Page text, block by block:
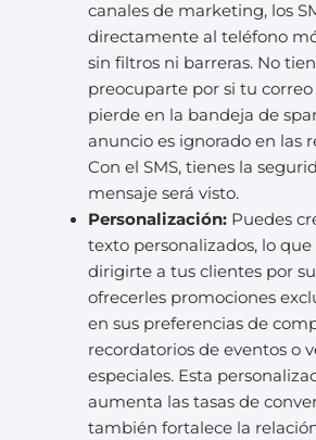
canales de marketing, los
directamente al teléfono
sin filtros ni barreras. No
preocuparte por si tu
pierde en la bandeja de
anuncio es ignorado en las
Con el SMS, tienes la
mensaje será visto.
Personalización:Puedes
texto personalizados, lo
dirigirte a tus clientes por
ofrecerles promociones
en sus preferencias de
recordatorios de eventos o
especiales. Esta
aumenta las tasas de
también fortalece la